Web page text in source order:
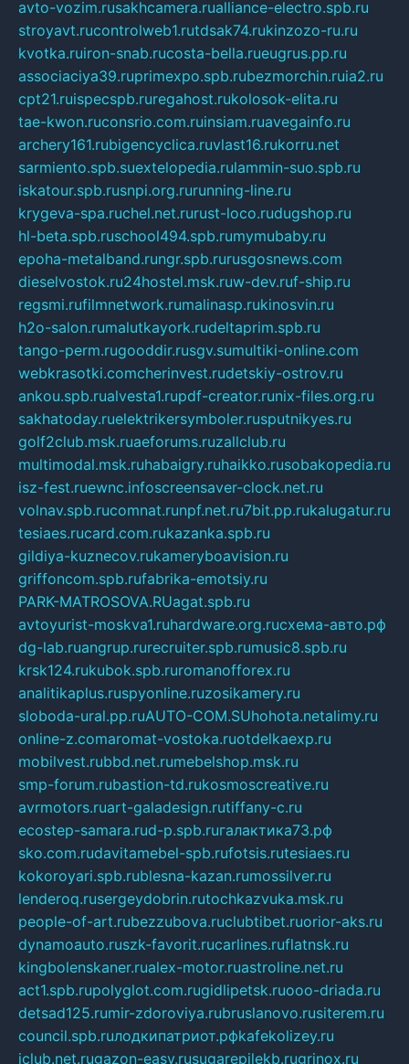
avto-vozim.rusakhcamera.rualliance-electro.spb.ru
stroyavt.rucontrolweb1.rutdsak74.rukinzozo-ru.ru
kvotka.ruiron-snab.rucosta-bella.rueugrus.pp.ru
associaciya39.ruprimexpo.spb.rubezmorchin.ruia2.ru
cpt21.ruispecspb.ruregahost.rukolosok-elita.ru
tae-kwon.ruconsrio.com.ruinsiam.ruavegainfo.ru
archery161.rubigencyclica.ruvlast16.rukorru.net
sarmiento.spb.suextelopedia.rulammin-suo.spb.ru
iskatour.spb.rusnpi.org.rurunning-line.ru
krygeva-spa.ruchel.net.rurust-loco.rudugshop.ru
hl-beta.spb.ruschool494.spb.rumymubaby.ru
epoha-metalband.rungr.spb.rurusgosnews.com
dieselvostok.ru24hostel.msk.ruw-dev.ruf-ship.ru
regsmi.rufilmnetwork.rumalinasp.rukinosvin.ru
h2o-salon.rumalutkayork.rudeltaprim.spb.ru
tango-perm.rugooddir.rusgv.sumultiki-online.com
webkrasotki.comcherinvest.rudetskiy-ostrov.ru
ankou.spb.rualvesta1.rupdf-creator.runix-files.org.ru
sakhatoday.ruelektrikersymboler.rusputnikyes.ru
golf2club.msk.ruaeforums.ruzallclub.ru
multimodal.msk.ruhabaigry.ruhaikko.rusobakopedia.ru
isz-fest.ruewnc.infoscreensaver-clock.net.ru
volnav.spb.rucomnat.runpf.net.ru7bit.pp.rukalugatur.ru
tesiaes.rucard.com.rukazanka.spb.ru
gildiya-kuznecov.rukameryboavision.ru
griffoncom.spb.rufabrika-emotsiy.ru
PARK-MATROSOVA.RUagat.spb.ru
avtoyurist-moskva1.ruhardware.org.ruсхема-авто.рф
dg-lab.ruangrup.rurecruiter.spb.rumusic8.spb.ru
krsk124.rukubok.spb.ruromanofforex.ru
analitikaplus.ruspyonline.ruzosikamery.ru
sloboda-ural.pp.ruAUTO-COM.SUhohota.netalimy.ru
online-z.comaromat-vostoka.ruotdelkaexp.ru
mobilvest.rubbd.net.rumebelshop.msk.ru
smp-forum.rubastion-td.rukosmoscreative.ru
avrmotors.ruart-galadesign.rutiffany-c.ru
ecostep-samara.rud-p.spb.ruгалактика73.рф
sko.com.rudavitamebel-spb.rufotsis.rutesiaes.ru
kokoroyari.spb.rublesna-kazan.rumossilver.ru
lenderoq.rusergeydobrin.rutochkazvuka.msk.ru
people-of-art.rubezzubova.ruclubtibet.ruorior-aks.ru
dynamoauto.ruszk-favorit.rucarlines.ruflatnsk.ru
kingbolenskaner.rualex-motor.ruastroline.net.ru
act1.spb.rupolyglot.com.rugidlipetsk.ruooo-driada.ru
detsad125.rumir-zdoroviya.rubruslanovo.rusiterem.ru
council.spb.ruлодкипатриот.рфkafekolizey.ru
iclub.net.rugazon-easy.rusugarepilekb.rugrinox.ru